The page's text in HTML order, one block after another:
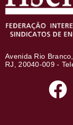
Avenida Rio
RJ, 20040-009 -